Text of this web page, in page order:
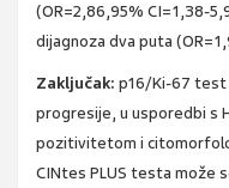
(OR=2,86,95% CI=1,38-
dijagnoza dva puta
Zaključak: p16/Ki-67 test
progresije, u usporedbi s
pozitivitetom i
CINtes PLUS testa može